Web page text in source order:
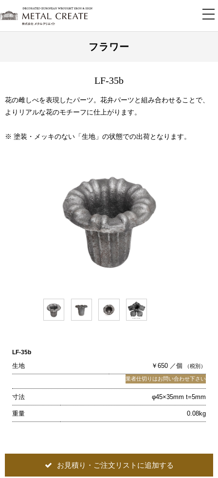
フラワー
LF-35b
花の雌しべを表現したパーツ。花弁パーツと組み合わせることで、
よりリアルな花のモチーフに仕上がります。
※ 塗装・メッキのない「生地」の状態での出荷となります。
LF-35b
生地 ￥650 ／個 （税別）
業者仕切りはお問い合わせ下さい
寸法 φ45×35mm t=5mm
重量 0.08kg
お見積り・ご注文リストに追加する